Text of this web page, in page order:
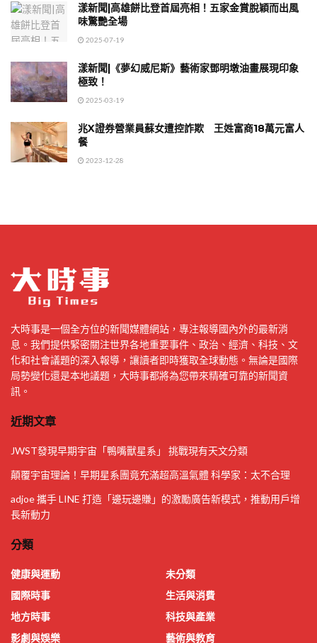
漾新聞|高雄餅比登首屆亮相！五家金賞脫穎而出風
味驚艷全場
2025-07-19
漾新聞|《夢幻威尼斯》藝術家鄧明墩油畫展現印象
極致！
2025-03-19
兆X證券營業員蘇女遭控詐欺 王姓富商18萬元富人
餐
2023-12-28
大時事是一個全方位的新聞媒體網站，專注報導國內外的最新消
息。我們提供緊密關注世界各地重要事件、政治、經濟、科技、文
化和社會議題的深入報導，讓讀者即時獲取全球動態。無論是國際
局勢變化還是本地議題，大時事都將為您帶來精確可靠的新聞資
訊。
近期文章
JWST發現早期宇宙「鴨嘴獸星系」 挑戰現有天文分類
顛覆宇宙理論！早期星系團竟充滿超高溫氣體 科學家：太不合理
adjoe 攜手 LINE 打造「邊玩邊賺」的激勵廣告新模式，推動用戶增
長新動力
分類
健康與運動
國際時事
地方時事
影劇與娛樂
未分類
生活與消費
科技與產業
藝術與教育